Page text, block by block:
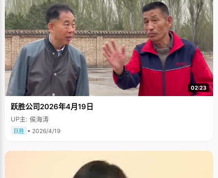
02:23
跃胜公司2026年4月19日
UP主: 侯海涛
跃胜 • 2026/4/19